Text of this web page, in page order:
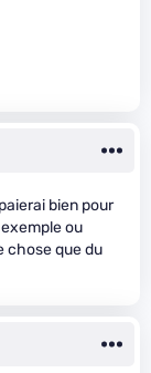
bien pour
ou
chose que du